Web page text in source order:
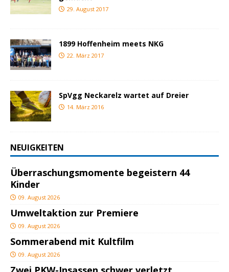
29. August 2017
1899 Hoffenheim meets NKG
22. März 2017
SpVgg Neckarelz wartet auf Dreier
14. März 2016
NEUIGKEITEN
Überraschungsmomente begeistern 44
Kinder
09. August 2026
Umweltaktion zur Premiere
09. August 2026
Sommerabend mit Kultfilm
09. August 2026